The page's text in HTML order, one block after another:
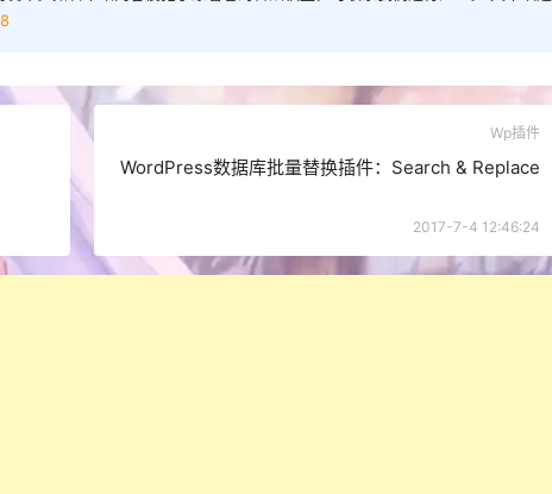
Wp插件
WordPress数据库批量替换插件：Search & Replace
2017-7-4 12:46:24